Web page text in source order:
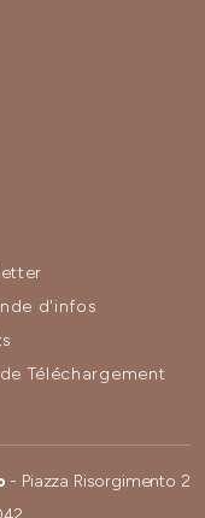
d'infos
Téléchargement
- Piazza Risorgimento 2